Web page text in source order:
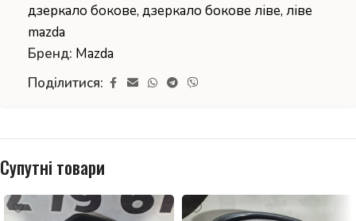
дзеркало бокове, дзеркало бокове ліве, ліве
mazda
Бренд: Mazda
Поділитися:
Супутні товари